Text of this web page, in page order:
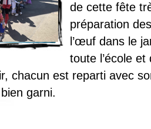
de cette fête
préparation
l’œuf dans le
toute l’école
chacun est reparti avec
garni.